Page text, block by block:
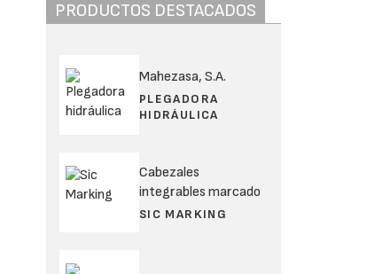
PRODUCTOS DESTACADOS
Mahezasa, S.A.
PLEGADORA
HIDRÁULICA
Cabezales
integrables marcado
SIC MARKING